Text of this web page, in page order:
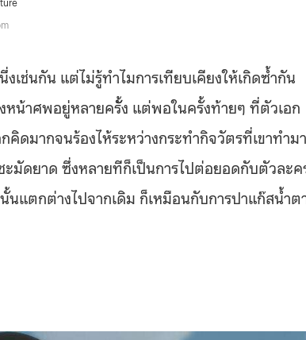
เช่นกัน แต่ไม่รู้ทำไมการเทียบเคียงให้เกิดซ้ำกัน
หน้าศพอยู่หลายครัั้ง แต่พอในครั้งท้ายๆ ที่ตัวเอก
ดมากจนร้องไห้ระหว่างกระทำกิจวัตรที่เขาทำมา
มัดยาด ซึ่งหลายทีก็เป็นการไปต่อยอดกับตัวละค
ตกต่างไปจากเดิม ก็เหมือนกับการปาแก๊สน้ำต